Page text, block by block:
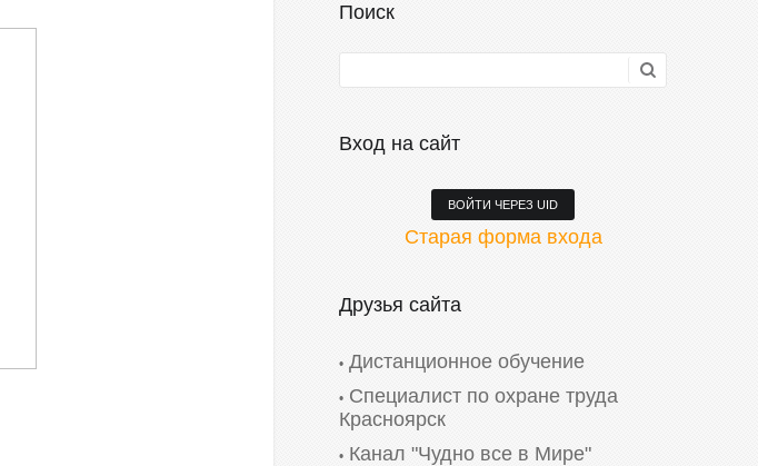
Поиск
Вход на сайт
ВОЙТИ ЧЕРЕЗ UID
Старая форма входа
Друзья сайта
Дистанционное обучение
Специалист по охране труда
Красноярск
Канал "Чудно все в Мире"